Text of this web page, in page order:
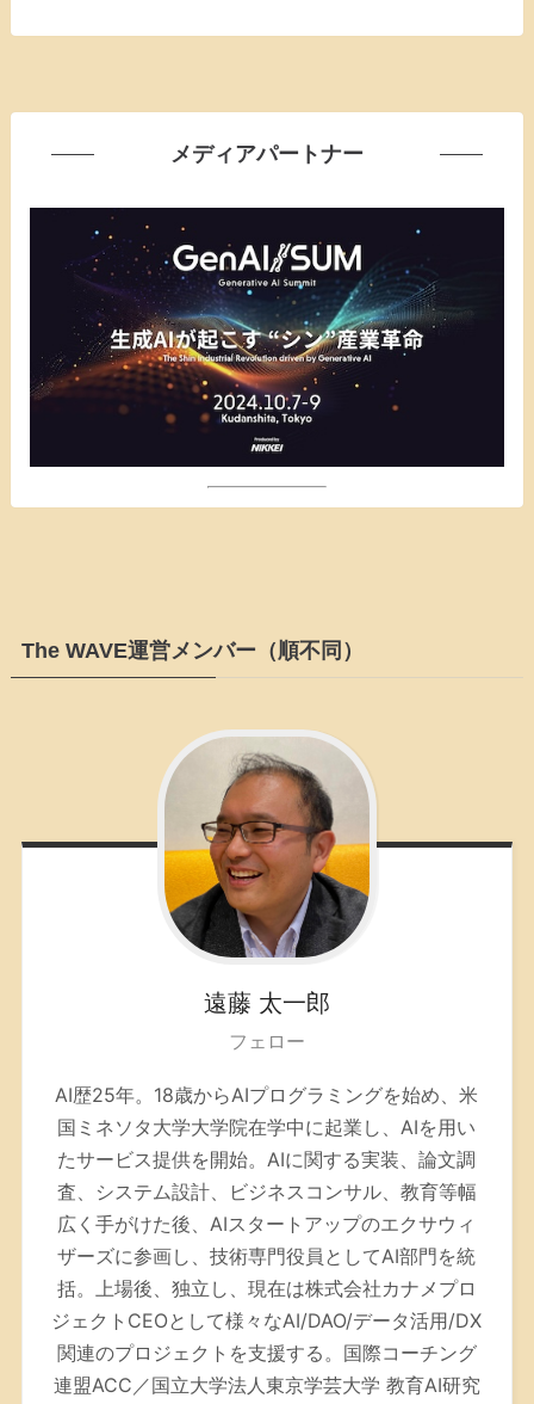
メディアパートナー
The WAVE運営メンバー（順不同）
遠藤 太一郎
フェロー
AI歴25年。 18歳からAIプログラミングを始め、米
国ミネソタ大学大学院在学中に起業し、AIを用い
たサービス提供を開始。AIに関する実装、論文調
査、システム設計、ビジネスコンサル、教育等幅
広く手がけた後、AIスタートアップのエクサウィ
ザーズに参画し、技術専門役員としてAI部門を統
括。上場後、独立し、現在は株式会社カナメプロ
ジェクトCEOとして様々なAI/DAO/データ活用/DX
関連のプロジェクトを支援する。 国際コーチング
連盟ACC／国立大学法人東京学芸大学 教育AI研究